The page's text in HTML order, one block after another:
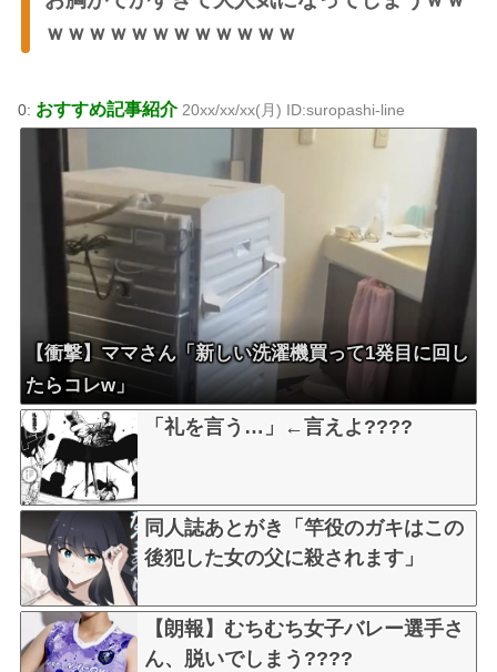
ｗｗｗｗｗｗｗｗｗｗｗｗ
0: おすすめ記事紹介20xx/xx/xx(月) ID:suropashi-line
【衝撃】ママさん「新しい洗濯機買って1発目に回し
たらコレw」
「礼を言う…」←言えよ????
同人誌あとがき「竿役のガキはこの
後犯した女の父に殺されます」
【朗報】むちむち女子バレー選手さ
ん、脱いでしまう????